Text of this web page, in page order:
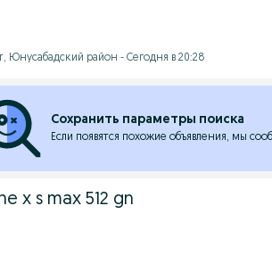
Юнусабадский район - Сегодня в 20:28
Сохранить параметры поиска
Если появятся похожие объявления, мы
x s max 512 gn